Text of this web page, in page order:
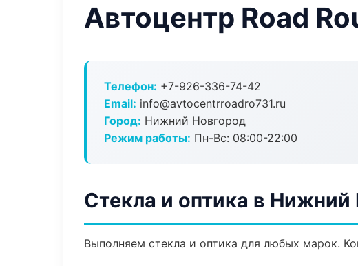
Автоцентр Road
Телефон: +7-926-336-74-42
Email: info@avtocentrroadro731.ru
Город: Нижний Новгород
Режим работы: Пн-Вс: 08:00-22:00
Стекла и оптика в Нижний
Выполняем стекла и оптика для любых марок.